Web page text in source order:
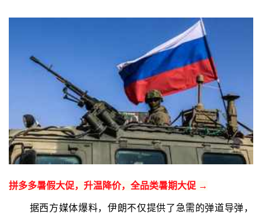
拼多多暑假大促，升温降价，全品类暑期大促 →
据西方媒体爆料，伊朗不仅提供了急需的弹道导弹，